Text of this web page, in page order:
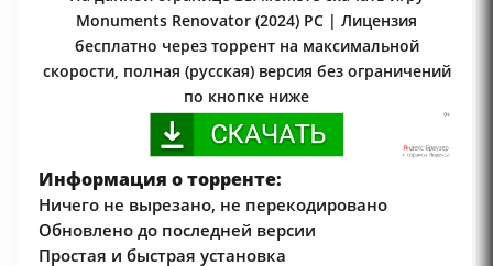
Monuments Renovator (2024) PC | Лицензия
бесплатно через торрент на максимальной
скорости, полная (русская) версия без ограничений
по кнопке ниже
Информация о торренте:
Ничего не вырезано, не перекодировано
Обновлено до последней версии
Простая и быстрая установка